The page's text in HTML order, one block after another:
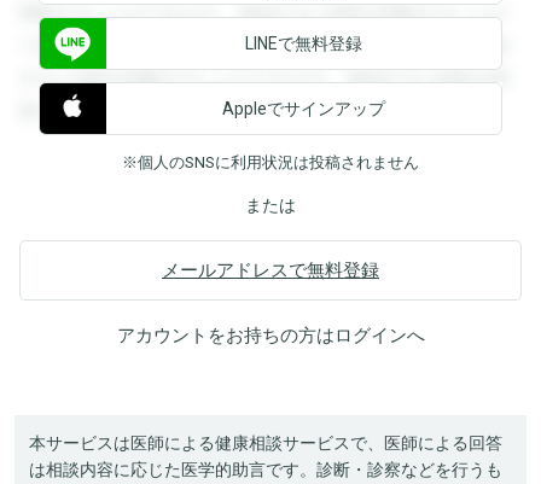
閲覧することができます。登録すると回答を閲覧することが
できます。登録すると回答を閲覧することができます。登録
すると回答を閲覧することができます。登録すると回答を閲
覧することができます。
LINEで無料登録
Appleでサインアップ
※個人のSNSに利用状況は投稿されません
または
メールアドレスで無料登録
アカウントをお持ちの方はログインへ
本サービスは医師による健康相談サービスで、医師による回答
は相談内容に応じた医学的助言です。診断・診察などを行うも